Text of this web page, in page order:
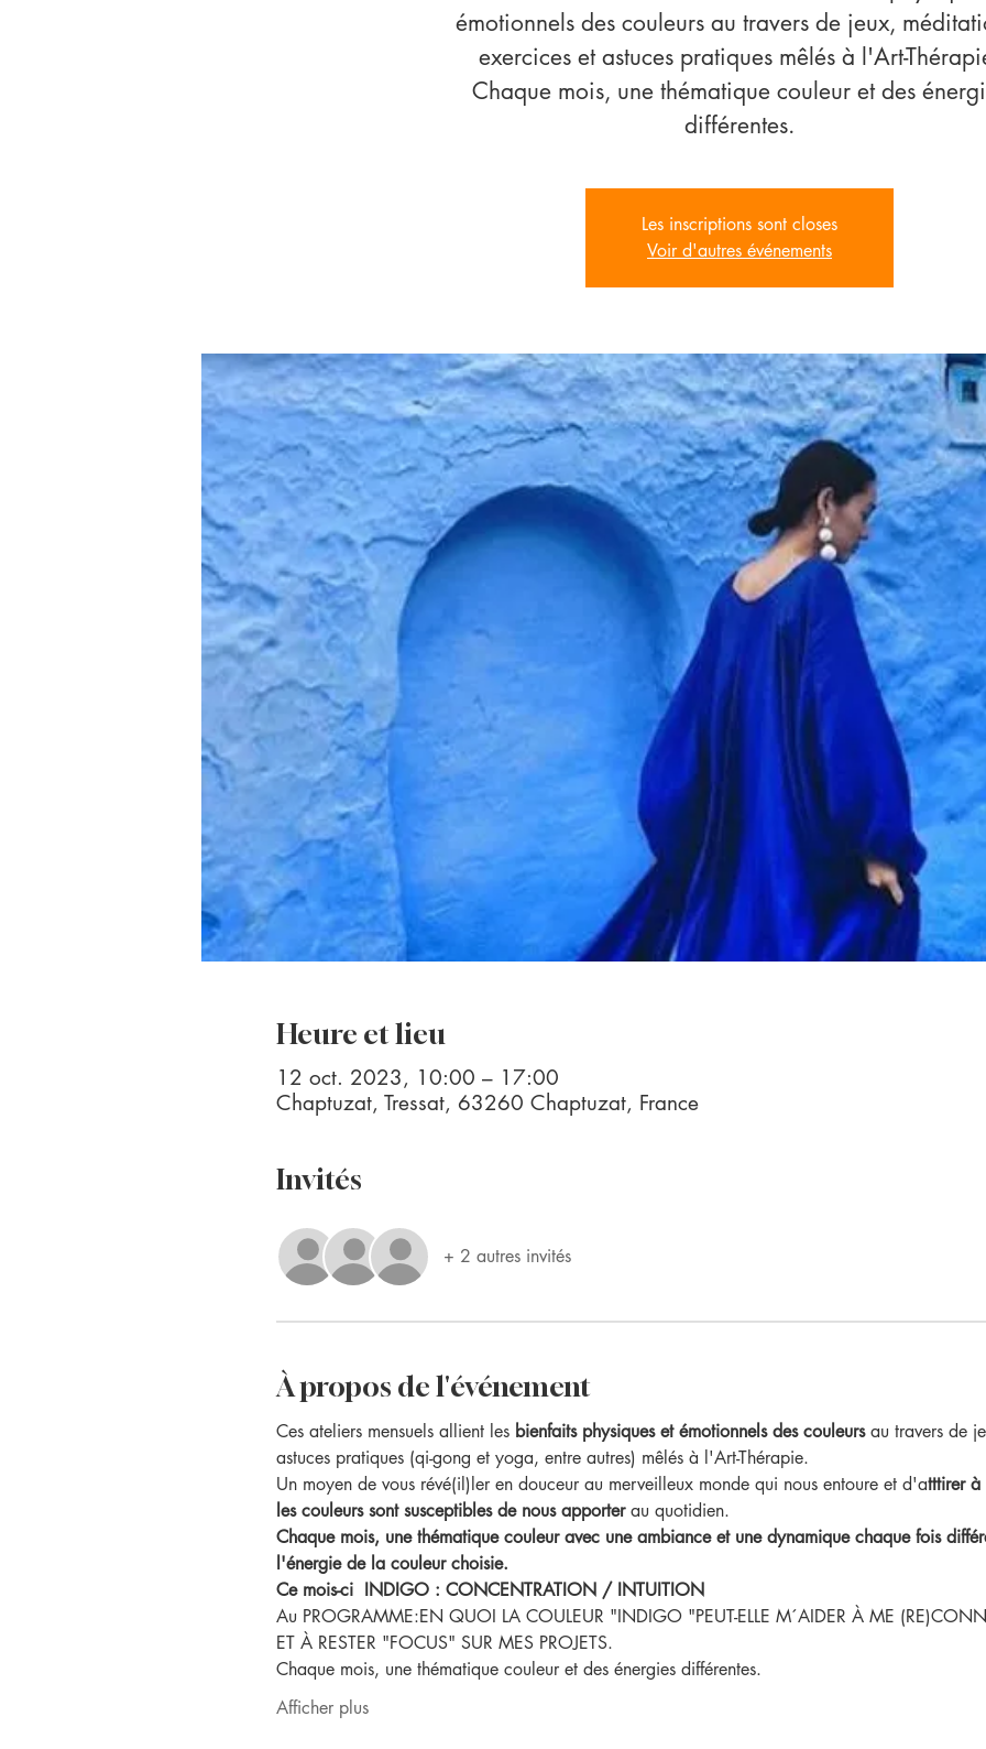
émotionnels des couleurs au travers de jeux,
exercices et astuces pratiques mêlés à l'Art-
Chaque mois, une thématique couleur et des
différentes.
Les inscriptions sont closes
Voir d'autres événements
Heure et lieu
12 oct. 2023, 10:00 – 17:00
Chaptuzat, Tressat, 63260 Chaptuzat, France
Invités
+ 2 autres invités
À propos de l'événement
Ces ateliers mensuels allient les bienfaits physiques et émotionnels des couleurs au travers de
astuces pratiques (qi-gong et yoga, entre autres) mêlés à l'Art-Thérapie.
Un moyen de vous révé(il)ler en douceur au merveilleux monde qui nous entoure et d'atttirer à
les couleurs sont susceptibles de nous apporter au quotidien.
Chaque mois, une thématique couleur avec une ambiance et une dynamique chaque fois
l'énergie de la couleur choisie.
Ce mois-ci  INDIGO : CONCENTRATION / INTUITION
Au PROGRAMME:EN QUOI LA COULEUR "INDIGO "PEUT-ELLE M´AIDER À ME
ET À RESTER "FOCUS" SUR MES PROJETS.
Chaque mois, une thématique couleur et des énergies différentes.
Afficher plus